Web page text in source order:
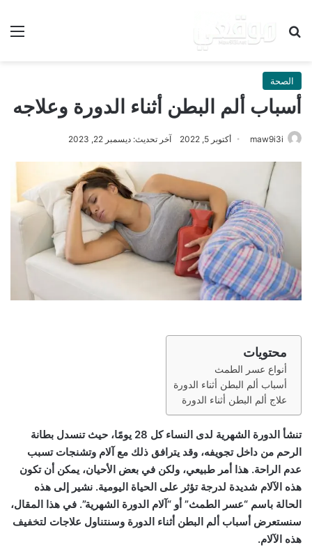
بحث عن
الصحة
أسباب ألم البطن أثناء الدورة وعلاجه
maw9i3i أكتوبر 5, 2022 آخر تحديث: ديسمبر 22, 2023
محتويات
أنواع عسر الطمث
أسباب ألم البطن أثناء الدورة
علاج ألم البطن أثناء الدورة
تنشأ الدورة الشهرية لدى النساء كل 28 يومًا، حيث تنسدل بطانة
الرحم من داخل تجويفه، وقد يترافق ذلك مع آلام وتشنجات تسبب
عدم الراحة. هذا أمر طبيعي، ولكن في بعض الأحيان، يمكن أن تكون
هذه الآلام شديدة لدرجة تؤثر على الحياة اليومية. نشير إلى هذه
الحالة باسم “عسر الطمث” أو “آلام الدورة الشهرية”. في هذا المقال،
سنستعرض أسباب ألم البطن أثناء الدورة وسنتناول علاجات لتخفيف
هذه الآلام.